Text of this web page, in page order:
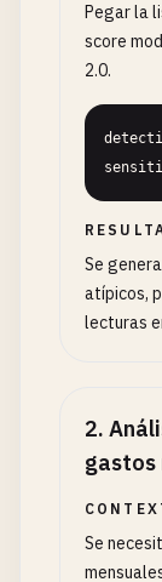
Pegar la
score
2.0.
Se
atípicos,
lecturas
2.
gastos
Se